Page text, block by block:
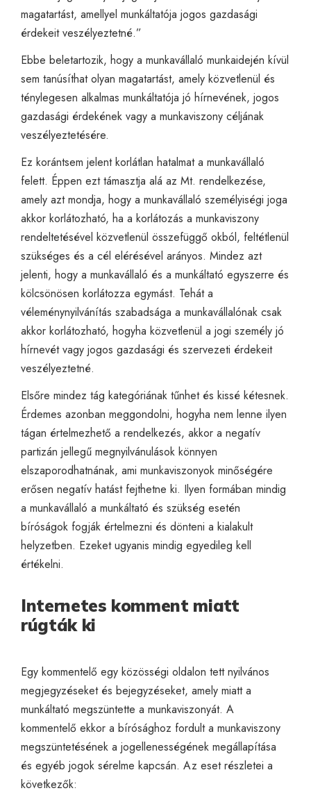
magatartást, amellyel munkáltatója jogos gazdasági
érdekeit veszélyeztetné.”
Ebbe beletartozik, hogy a munkavállaló munkaidején kívül
sem tanúsíthat olyan magatartást, amely közvetlenül és
ténylegesen alkalmas munkáltatója jó hírnevének, jogos
gazdasági érdekének vagy a munkaviszony céljának
veszélyeztetésére.
Ez korántsem jelent korlátlan hatalmat a munkavállaló
felett. Éppen ezt támasztja alá az Mt. rendelkezése,
amely azt mondja, hogy a munkavállaló személyiségi joga
akkor korlátozható, ha a korlátozás a munkaviszony
rendeltetésével közvetlenül összefüggő okból, feltétlenül
szükséges és a cél elérésével arányos. Mindez azt
jelenti, hogy a munkavállaló és a munkáltató egyszerre és
kölcsönösen korlátozza egymást. Tehát a
véleménynyilvánítás szabadsága a munkavállalónak csak
akkor korlátozható, hogyha közvetlenül a jogi személy jó
hírnevét vagy jogos gazdasági és szervezeti érdekeit
veszélyeztetné.
Elsőre mindez tág kategóriának tűnhet és kissé kétesnek.
Érdemes azonban meggondolni, hogyha nem lenne ilyen
tágan értelmezhető a rendelkezés, akkor a negatív
partizán jellegű megnyilvánulások könnyen
elszaporodhatnának, ami munkaviszonyok minőségére
erősen negatív hatást fejthetne ki. Ilyen formában mindig
a munkavállaló a munkáltató és szükség esetén
bíróságok fogják értelmezni és dönteni a kialakult
helyzetben. Ezeket ugyanis mindig egyedileg kell
értékelni.
Internetes komment miatt
rúgták ki
Egy kommentelő egy közösségi oldalon tett nyilvános
megjegyzéseket és bejegyzéseket, amely miatt a
munkáltató megszüntette a munkaviszonyát. A
kommentelő ekkor a bírósághoz fordult a munkaviszony
megszüntetésének a jogellenességének megállapítása
és egyéb jogok sérelme kapcsán. Az eset részletei a
következők: